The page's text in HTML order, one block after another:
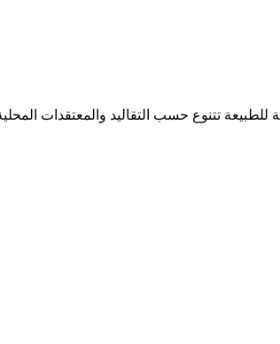
تتنوع حسب التقاليد والمعتقدات المحلية.